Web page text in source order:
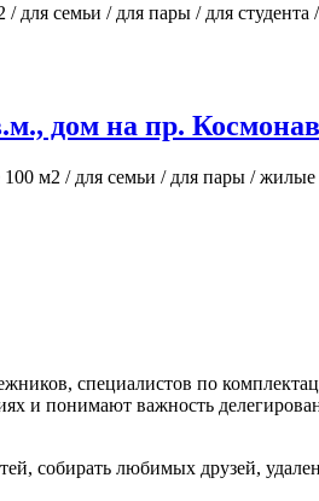
для семьи / для пары / для
дом на пр.
м2 / для семьи / для пары /
специалистов по
и понимают важность
собирать любимых друзей,